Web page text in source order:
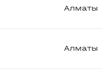
Алматы
Алматы